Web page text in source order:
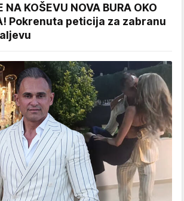
NA KOŠEVU NOVA BURA OKO
Pokrenuta peticija za zabranu